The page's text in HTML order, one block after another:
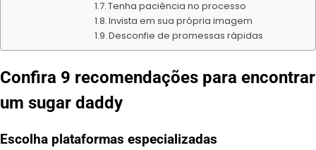
Tenha paciência no processo
Invista em sua própria imagem
Desconfie de promessas rápidas
Confira 9 recomendações para encontrar
um sugar daddy
Escolha plataformas especializadas